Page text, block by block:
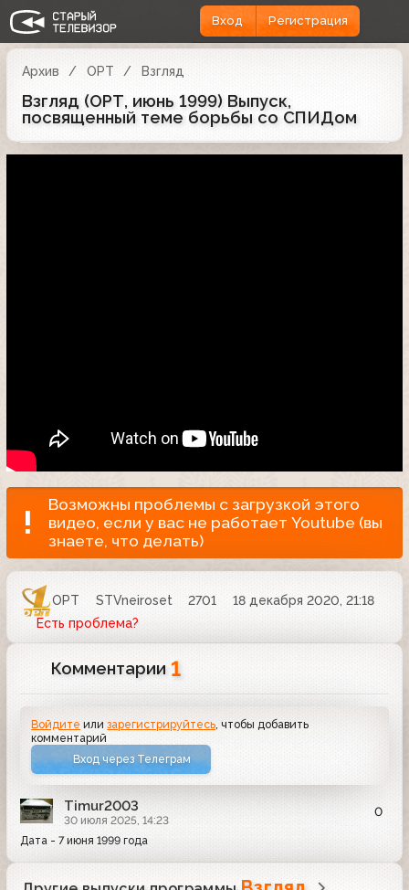
Вход Регистрация
Архив ОРТ Взгляд
Взгляд (ОРТ, июнь 1999) Выпуск,
посвященный теме борьбы со СПИДом
Возможны проблемы с загрузкой этого
видео, если у вас не работает Youtube (вы
знаете, что делать)
ОРТ STVneiroset 2701
18 декабря 2020, 21:18
Есть проблема?
Комментарии 1
Войдите илизарегистрируйтесь , чтобы добавить
комментарий
Вход через Телеграм
Timur2003
30 июля 2025, 14:23
0
Дата - 7 июня 1999 года